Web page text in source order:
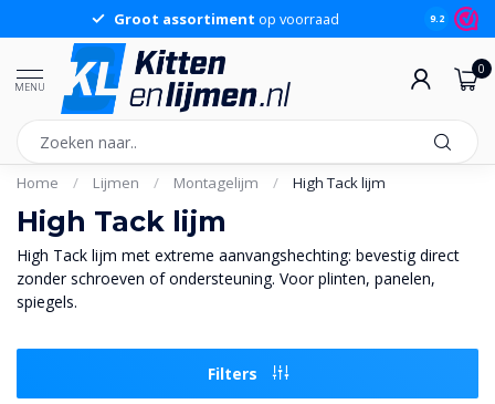
Groot assortimentop voorraad 9.2
MENU
0
Home / Lijmen / Montagelijm / High Tack lijm
High Tack lijm
High Tack lijm met extreme aanvangshechting: bevestig direct
zonder schroeven of ondersteuning. Voor plinten, panelen,
spiegels.
Filters